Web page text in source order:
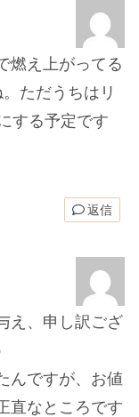
燃え上がってる
ただうちはリ
する予定です
返信
え、申し訳ござ
んですが、お値
直なところです